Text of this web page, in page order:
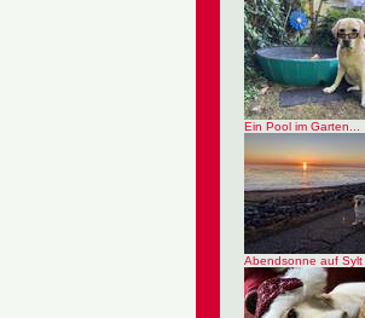
Ein Pool im Garten...
Abendsonne auf Sylt